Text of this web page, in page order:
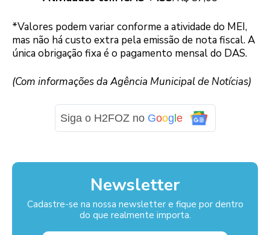
*Valores podem variar conforme a atividade do MEI,
mas não há custo extra pela emissão de nota fiscal. A
única obrigação fixa é o pagamento mensal do DAS.
(Com informações da Agência Municipal de Notícias)
Siga o H2FOZ no Google
Newsletter
Cadastre-se na nossa newsletter e fique por dentro
do que realmente importa.